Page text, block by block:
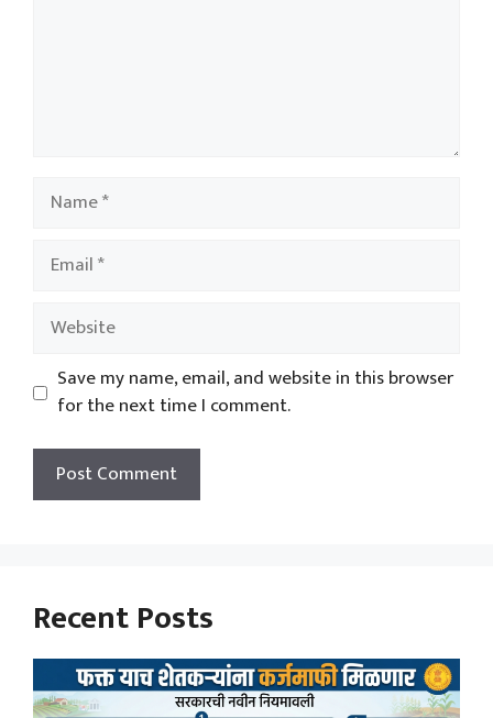
Name
Email
Website
Save my name, email, and website in this browser
for the next time I comment.
Recent Posts